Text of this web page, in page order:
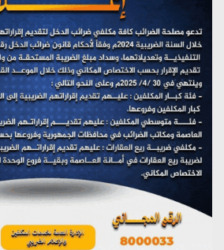
تستمعون لبرنامج (هندسة الوهم)
يوليو 28, 2026
مؤتمر صحفي لمركز عين الإنسانية حول
على اليمن
يوليو 27, 2026
تستمعون لبرنامج (مع السيد القائد)
يوليو 26, 2026